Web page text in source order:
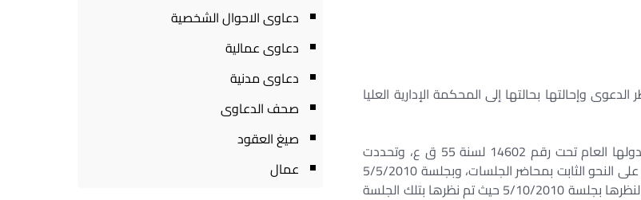
الدعوى وإحالتها بحالتها إلى المحكمة الإدارية العليا
ونفذت الإحالة حيث وردت الدعوى إلى هذه المحكمة حيث قيدت بجدولها العام تحت رقم 14602 لسنة 55 ق ع، وتحددت
لنظرها أمام دائرة فحص الطعون جلسة 20/1/2010 وتدوولت أمامها على النحو الثابت بمحاضر الجلسات، وبجلسة 5/5/2010
قررت الدائرة إحالتها إلى المحكمة الإدارية العليا (الدائرة الثالثة موضوع) لنظرها بجلسة 5/10/2010 حيث تم نظرها بتلك الجلسة
دعاوى الاحوال الشخصية
دعاوى عمالية
دعاوى مدنية
صحف الدعاوى
صيغ العقود
عمال